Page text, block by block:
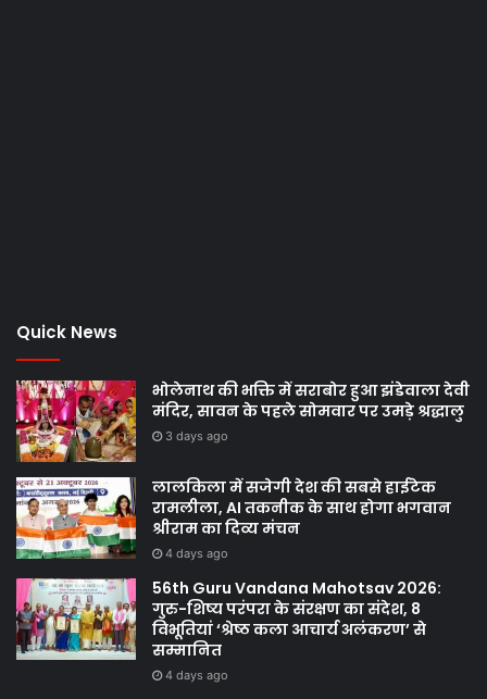
Quick News
भोलेनाथ की भक्ति में सराबोर हुआ झंडेवाला देवी
मंदिर, सावन के पहले सोमवार पर उमड़े श्रद्धालु
3 days ago
लालकिला में सजेगी देश की सबसे हाईटेक
रामलीला, AI तकनीक के साथ होगा भगवान
श्रीराम का दिव्य मंचन
4 days ago
56th Guru Vandana Mahotsav 2026:
गुरु-शिष्य परंपरा के संरक्षण का संदेश, 8
विभूतियां ‘श्रेष्ठ कला आचार्य अलंकरण’ से
सम्मानित
4 days ago